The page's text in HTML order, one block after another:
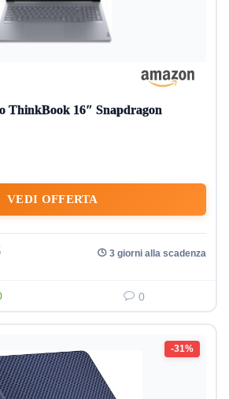
ThinkBook 16″ Snapdragon
VEDI OFFERTA
3 giorni alla scadenza
0
-31%